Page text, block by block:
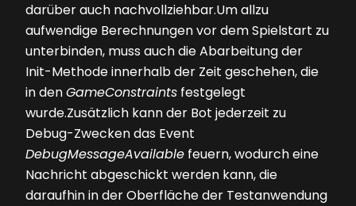
darüber auch nachvollziehbar.Um allzu
aufwendige Berechnungen vor dem Spielstart zu
unterbinden, muss auch die Abarbeitung der
Init-Methode innerhalb der Zeit geschehen, die
in denGameConstraints festgelegt
wurde.Zusätzlich kann der Bot jederzeit zu
Debug-Zwecken das Event
DebugMessageAvailable feuern, wodurch eine
Nachricht abgeschickt werden kann, die
daraufhin in der Oberfläche der Testanwendung